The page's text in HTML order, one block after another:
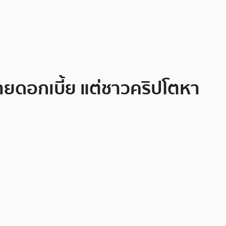
ดอกเบี้ย แต่ชาวคริปโตหา